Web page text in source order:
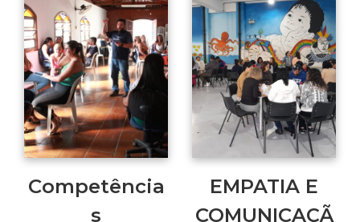
Competência
s
EMPATIA E
COMUNICAÇÃ